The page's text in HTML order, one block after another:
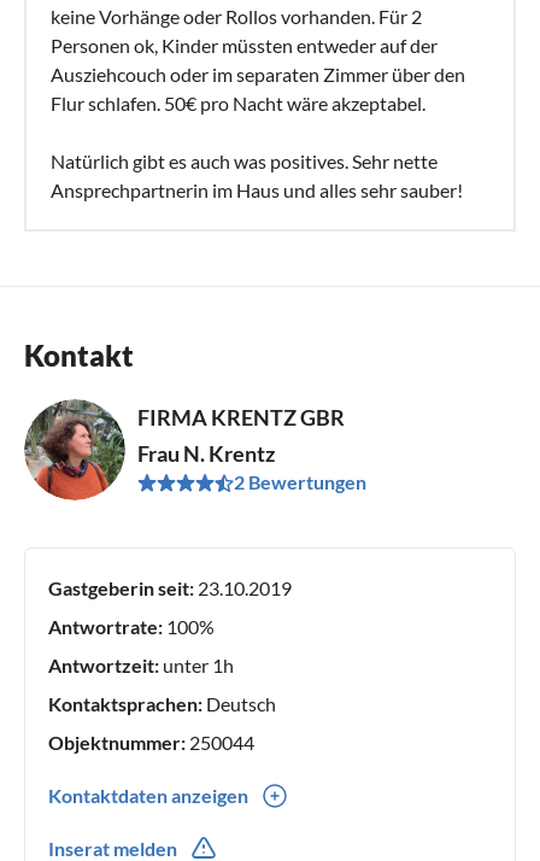
keine Vorhänge oder Rollos vorhanden. Für 2
Personen ok, Kinder müssten entweder auf der
Ausziehcouch oder im separaten Zimmer über den
Flur schlafen. 50€ pro Nacht wäre akzeptabel.
Natürlich gibt es auch was positives. Sehr nette
Ansprechpartnerin im Haus und alles sehr sauber!
Kontakt
FIRMA KRENTZ GBR
Frau N. Krentz
2 Bewertungen
Gastgeberin seit: 23.10.2019
Antwortrate: 100%
Antwortzeit: unter 1h
Kontaktsprachen: Deutsch
Objektnummer: 250044
Kontaktdaten anzeigen
Inserat melden